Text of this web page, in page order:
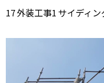
17 外装工事1 サイディ